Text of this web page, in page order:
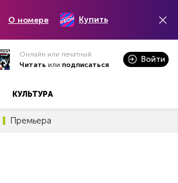
О номере Купить
Онлайн или печатный
Читать или подписаться
Войти
КУЛЬТУРА
Премьера